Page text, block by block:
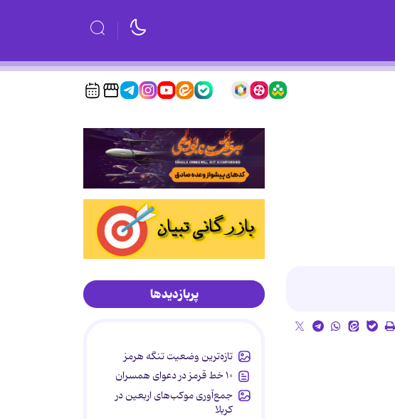
پربازدیدها
تازه‌ترین وضعیت تنگه هرمز
۱۰ خط قرمز در دعوای همسران
جمع‌آوری موکب‌های اربعین در
کربلا